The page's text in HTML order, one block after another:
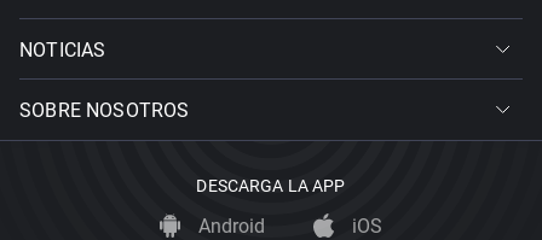
NOTICIAS
SOBRE NOSOTROS
DESCARGA LA APP
Android iOS